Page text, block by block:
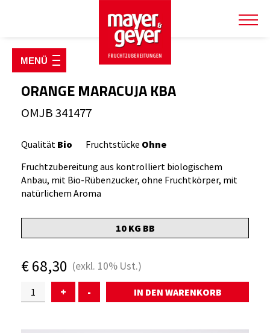
SHOP & PRODUKTE
Fruchtzubereitungen
Fruchtsirupe & Konzentrate
Käsereiartikel
Kulturen & Labextrakt
Kühlverpackungen
TIERWOHLSHOP
ÜBER UNS
SERVICE
ORANGE MARACUJA KBA
OMJB 341477
Qualität Bio Fruchtstücke Ohne
Fruchtzubereitung aus kontrolliert biologischem
Anbau, mit Bio-Rübenzucker, ohne Fruchtkörper, mit
natürlichem Aroma
10 KG BB
€68,30 (exkl. 10% Ust.)
+
-